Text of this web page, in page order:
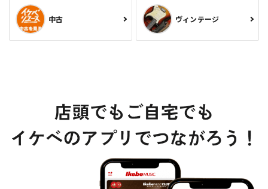
中古 ヴィンテージ